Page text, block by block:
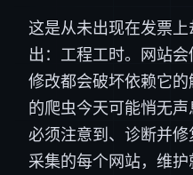
这是从未出现在发票
出：工程工时。网站
修改都会破坏依赖它
的爬虫今天可能悄无
必须注意到、诊断并
采集的每个网站，维护